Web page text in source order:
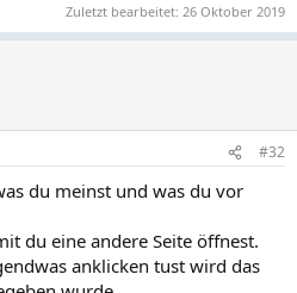
Zuletzt bearbeitet: 26 Oktober 2019
#32
du meinst und was du vor
du eine andere Seite öffnest.
anklicken tust wird das